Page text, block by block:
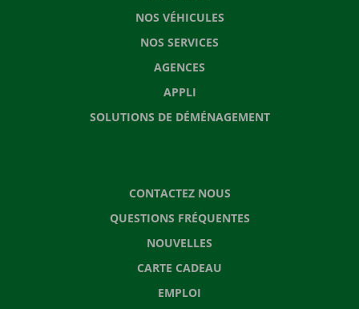
NOS VÉHICULES
NOS SERVICES
AGENCES
APPLI
SOLUTIONS DE DÉMÉNAGEMENT
CONTACTEZ NOUS
QUESTIONS FRÉQUENTES
NOUVELLES
CARTE CADEAU
EMPLOI